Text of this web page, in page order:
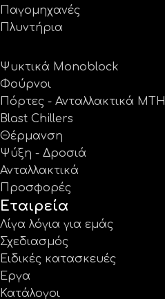
Παγομηχανές
Πλυντήρια
Ψυκτικά Monoblock
Φούρνοι
Πόρτες - Ανταλλακτικά MTH
Blast Chillers
Θέρμανση
Ψύξη - Δροσιά
Ανταλλακτικά
Προσφορές
Εταιρεία
Λίγα λόγια για εμάς
Σχεδιασμός
Ειδικές κατασκευές
Έργα
Κατάλογοι